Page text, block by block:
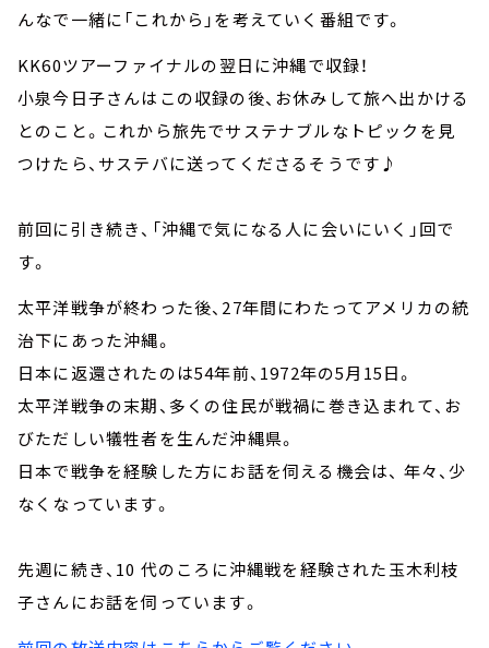
んなで一緒に「これから」を考えていく番組です。
KK60ツアーファイナルの翌日に沖縄で収録！
小泉今日子さんはこの収録の後、お休みして旅へ出かける
とのこと。これから旅先でサステナブルなトピックを見
つけたら、サステバに送ってくださるそうです♪
前回に引き続き、「沖縄で気になる人に会いにいく」回で
す。
太平洋戦争が終わった後、27年間にわたってアメリカの統
治下にあった沖縄。
日本に返還されたのは54年前、1972年の5月15日。
太平洋戦争の末期、多くの住民が戦禍に巻き込まれて、お
びただしい犠牲者を生んだ沖縄県。
日本で戦争を経験した方にお話を伺える機会は、 年々、少
なくなっています。
先週に続き、10 代のころに沖縄戦を経験された玉木利枝
子さんにお話を伺っています。